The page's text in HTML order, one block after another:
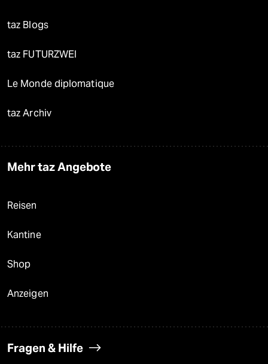
taz Blogs
taz FUTURZWEI
Le Monde diplomatique
taz Archiv
Mehr taz Angebote
Reisen
Kantine
Shop
Anzeigen
Fragen & Hilfe